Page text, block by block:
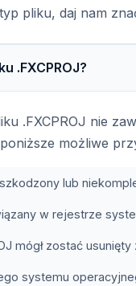
pliku, daj nam
.FXCPROJ?
.FXCPROJ nie
możliwe
lub
w rejestrze
mógł zostać
systemu